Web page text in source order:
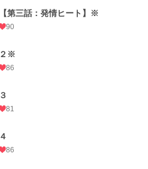
【第三話：発情ヒート】※
90
２※
86
３
81
４
86